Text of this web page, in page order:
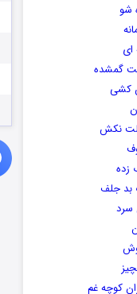
شو
ای
گمشده
کشی
نکش
زده
جلف
کوچه غم